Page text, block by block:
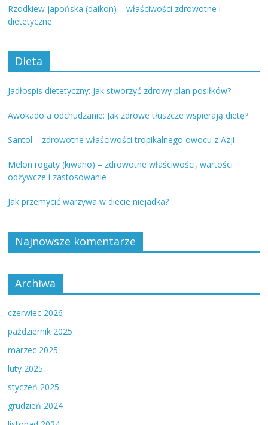
Rzodkiew japońska (daikon) – właściwości zdrowotne i
dietetyczne
Dieta
Jadłospis dietetyczny: Jak stworzyć zdrowy plan posiłków?
Awokado a odchudzanie: Jak zdrowe tłuszcze wspierają dietę?
Santol – zdrowotne właściwości tropikalnego owocu z Azji
Melon rogaty (kiwano) – zdrowotne właściwości, wartości
odżywcze i zastosowanie
Jak przemycić warzywa w diecie niejadka?
Najnowsze komentarze
Archiwa
czerwiec 2026
październik 2025
marzec 2025
luty 2025
styczeń 2025
grudzień 2024